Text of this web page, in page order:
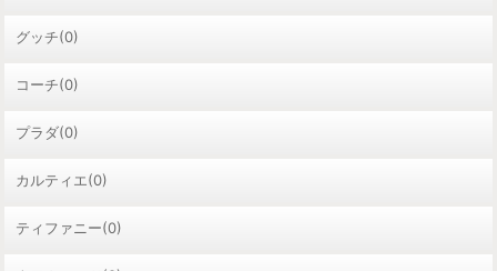
グッチ(0)
コーチ(0)
プラダ(0)
カルティエ(0)
ティファニー(0)